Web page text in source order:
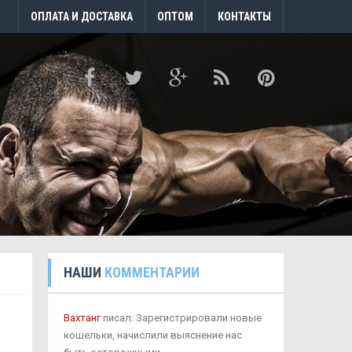
ОПЛАТА И ДОСТАВКА ОПТОМ КОНТАКТЫ
НАШИ КОММЕНТАРИИ
Вахтангписал: Зарегистрировали новые
кошельки, начислили выяснение нас